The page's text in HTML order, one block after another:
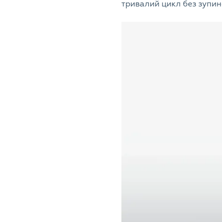
тривалий цикл без